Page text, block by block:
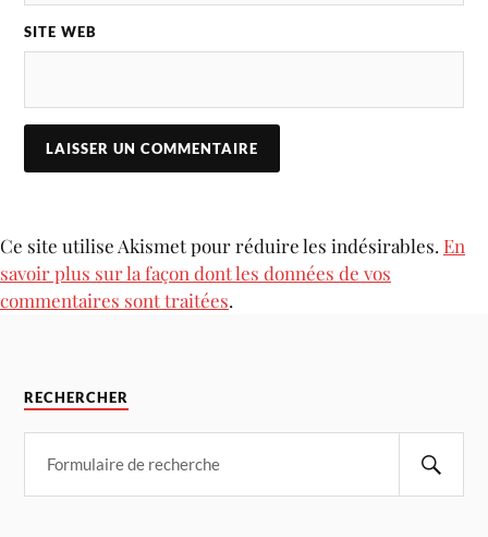
SITE WEB
Ce site utilise Akismet pour réduire les indésirables. En
savoir plus sur la façon dont les données de vos
commentaires sont traitées.
RECHERCHER